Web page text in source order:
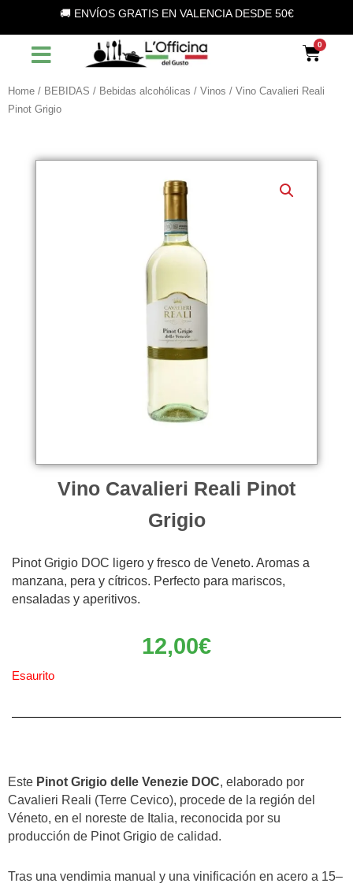
contenuto
🚚 ENVÍOS GRATIS EN VALENCIA DESDE 50€
Home / BEBIDAS / Bebidas alcohólicas / Vinos / Vino Cavalieri Reali
Pinot Grigio
Vino Cavalieri Reali Pinot
Grigio
Pinot Grigio DOC ligero y fresco de Veneto. Aromas a
manzana, pera y cítricos. Perfecto para mariscos,
ensaladas y aperitivos.
12,00€
Esaurito
Este Pinot Grigio delle Venezie DOC, elaborado por
Cavalieri Reali (Terre Cevico), procede de la región del
Véneto, en el noreste de Italia, reconocida por su
producción de Pinot Grigio de calidad.
Tras una vendimia manual y una vinificación en acero a 15–